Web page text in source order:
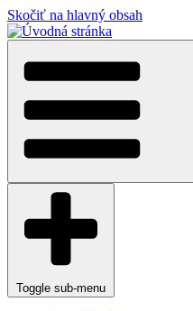
Skočiť na hlavný obsah
Toggle sub-menu